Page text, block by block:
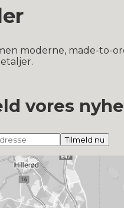
moderne, made-to-
vores